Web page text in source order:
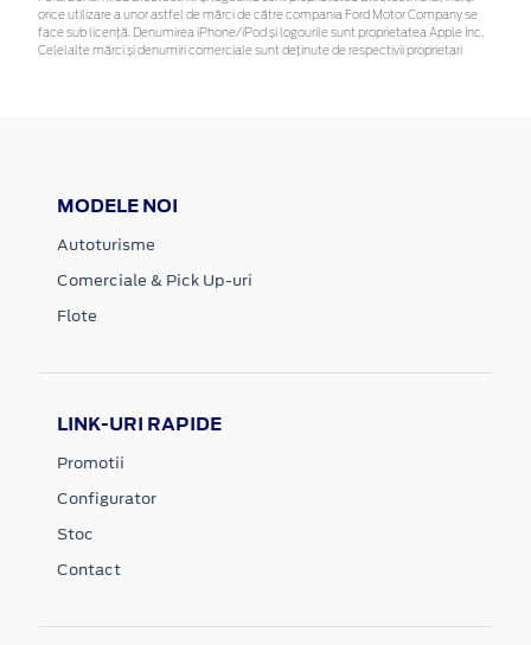
orice utilizare a unor astfel de mărci de către compania Ford Motor Company se
face sub licență. Denumirea iPhone/iPod și logourile sunt proprietatea Apple Inc.
Celelalte mărci și denumiri comerciale sunt deținute de respectivii proprietari
MODELE NOI
Autoturisme
Comerciale & Pick Up-uri
Flote
LINK-URI RAPIDE
Promotii
Configurator
Stoc
Contact